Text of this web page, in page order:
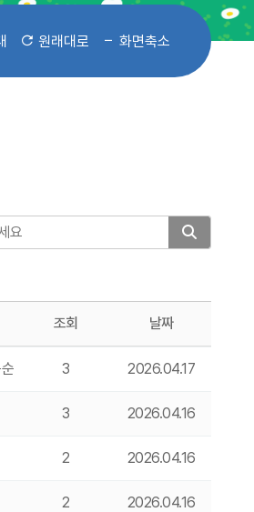
원래대로 화면축소
조회 날짜
3 2026.04.17
3 2026.04.16
2 2026.04.16
2 2026.04.16